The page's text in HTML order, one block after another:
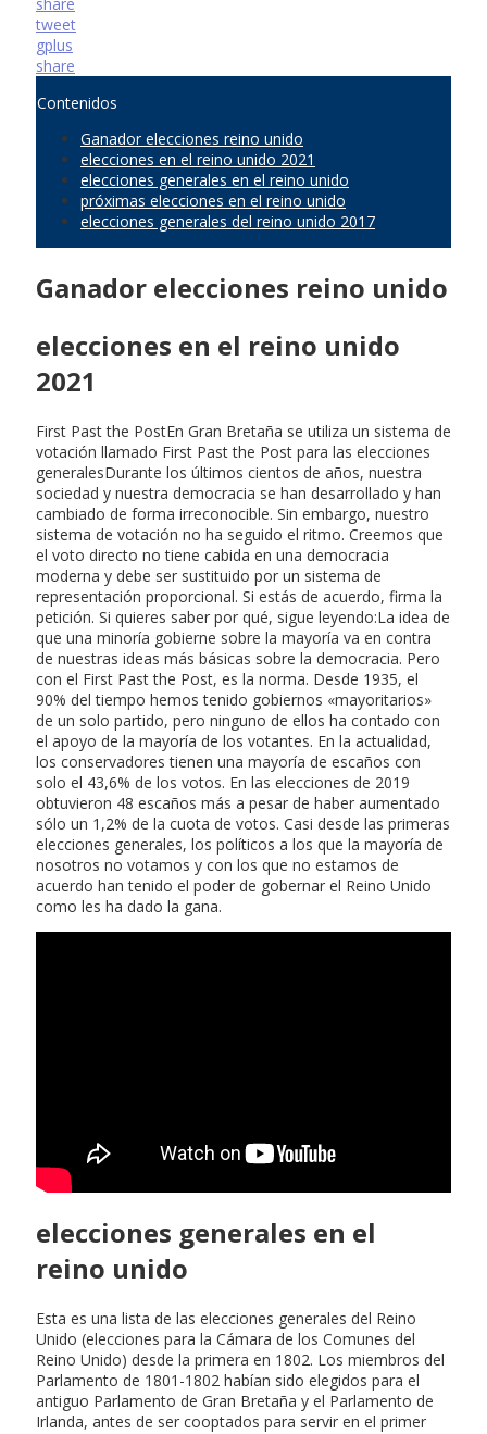
share
tweet
gplus
share
Contenidos
Ganador elecciones reino unido
elecciones en el reino unido 2021
elecciones generales en el reino unido
próximas elecciones en el reino unido
elecciones generales del reino unido 2017
Ganador elecciones reino unido
elecciones en el reino unido
2021
First Past the PostEn Gran Bretaña se utiliza un sistema de
votación llamado First Past the Post para las elecciones
generalesDurante los últimos cientos de años, nuestra
sociedad y nuestra democracia se han desarrollado y han
cambiado de forma irreconocible. Sin embargo, nuestro
sistema de votación no ha seguido el ritmo. Creemos que
el voto directo no tiene cabida en una democracia
moderna y debe ser sustituido por un sistema de
representación proporcional. Si estás de acuerdo, firma la
petición. Si quieres saber por qué, sigue leyendo:La idea de
que una minoría gobierne sobre la mayoría va en contra
de nuestras ideas más básicas sobre la democracia. Pero
con el First Past the Post, es la norma. Desde 1935, el
90% del tiempo hemos tenido gobiernos «mayoritarios»
de un solo partido, pero ninguno de ellos ha contado con
el apoyo de la mayoría de los votantes. En la actualidad,
los conservadores tienen una mayoría de escaños con
solo el 43,6% de los votos. En las elecciones de 2019
obtuvieron 48 escaños más a pesar de haber aumentado
sólo un 1,2% de la cuota de votos. Casi desde las primeras
elecciones generales, los políticos a los que la mayoría de
nosotros no votamos y con los que no estamos de
acuerdo han tenido el poder de gobernar el Reino Unido
como les ha dado la gana.
elecciones generales en el
reino unido
Esta es una lista de las elecciones generales del Reino
Unido (elecciones para la Cámara de los Comunes del
Reino Unido) desde la primera en 1802. Los miembros del
Parlamento de 1801-1802 habían sido elegidos para el
antiguo Parlamento de Gran Bretaña y el Parlamento de
Irlanda, antes de ser cooptados para servir en el primer